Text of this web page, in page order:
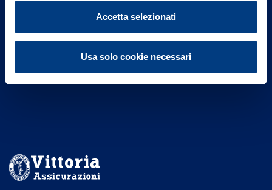
Accetta selezionati
Usa solo cookie necessari